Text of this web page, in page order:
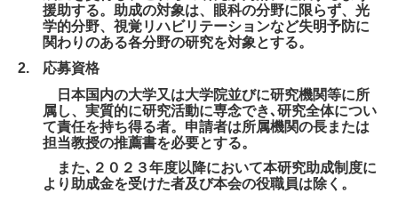
評議員名簿
協会沿革
情報開示 決算報告書
情報開示 事業計画書及び収支予算書
援助する。助成の対象は、眼科の分野に限らず、光
学的分野、視覚リハビリテーションなど失明予防に
関わりのある各分野の研究を対象とする。
2.
応募資格
日本国内の大学又は大学院並びに研究機関等に所
属し、実質的に研究活動に専念でき､研究全体につい
て責任を持ち得る者。申請者は所属機関の長または
担当教授の推薦書を必要とする。
また､２０２３年度以降において本研究助成制度に
より助成金を受けた者及び本会の役職員は除く。